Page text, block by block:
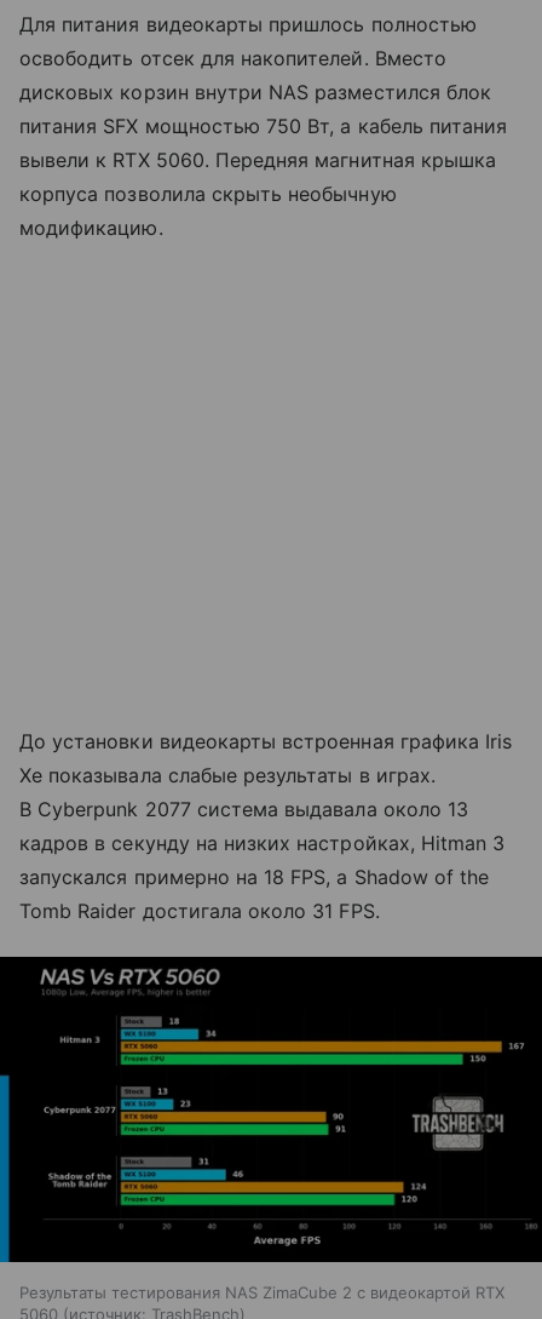
Для питания видеокарты пришлось полностью
освободить отсек для накопителей. Вместо
дисковых корзин внутри NAS разместился блок
питания SFX мощностью 750 Вт, а кабель питания
вывели к RTX 5060. Передняя магнитная крышка
корпуса позволила скрыть необычную
модификацию.
До установки видеокарты встроенная графика Iris
Xe показывала слабые результаты в играх.
В Cyberpunk 2077 система выдавала около 13
кадров в секунду на низких настройках, Hitman 3
запускался примерно на 18 FPS, а Shadow of the
Tomb Raider достигала около 31 FPS.
Результаты тестирования NAS ZimaCube 2 с видеокартой RTX
5060
источник: TrashBench